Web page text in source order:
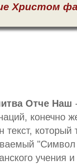
Христом
Отче Наш
конечно
учения